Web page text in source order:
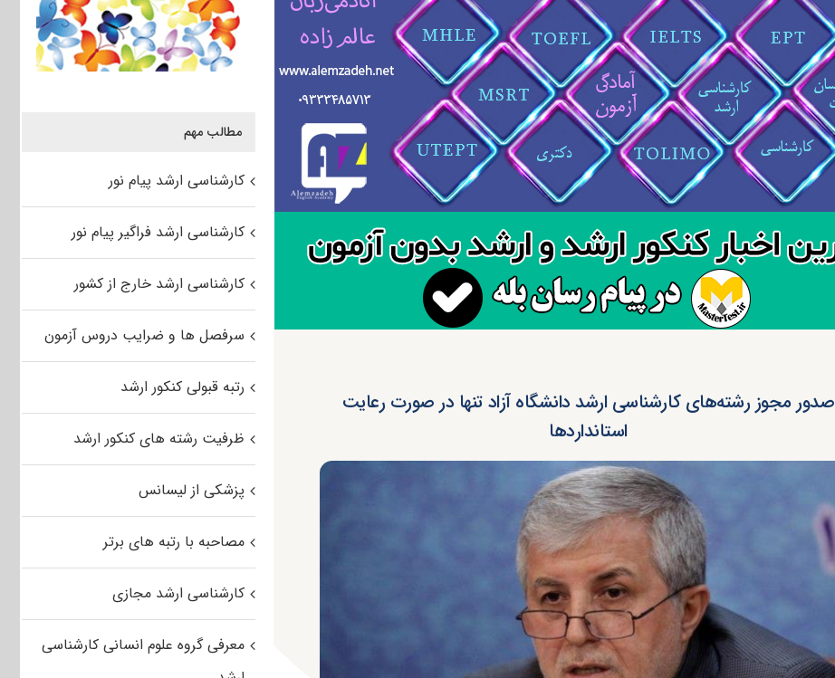
صدور مجوز رشته‌های کارشناسی ارشد دانشگاه آزاد تنها در صورت رعایت
استانداردها
مطالب مهم
کارشناسی ارشد پیام نور
کارشناسی ارشد فراگیر پیام نور
کارشناسی ارشد خارج از کشور
سرفصل ها و ضرایب دروس آزمون
رتبه قبولی کنکور ارشد
ظرفیت رشته های کنکور ارشد
پزشکی از لیسانس
مصاحبه با رتبه های برتر
کارشناسی ارشد مجازی
معرفی گروه علوم انسانی کارشناسی